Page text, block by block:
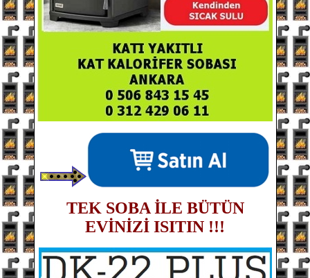
TEK SOBA İLE BÜTÜN
EVİNİZİ ISITIN !!!